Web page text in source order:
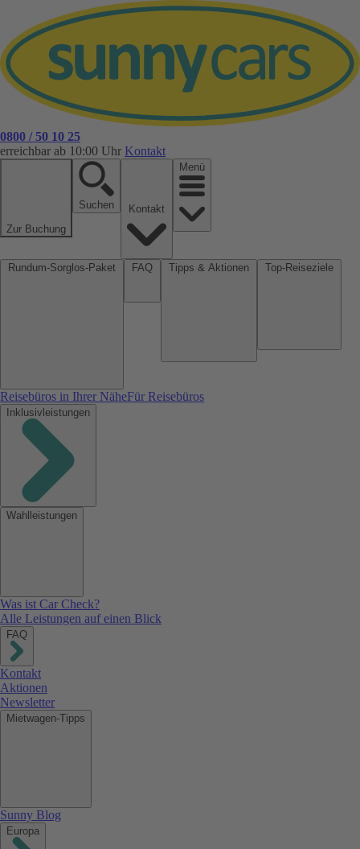
0800 / 50 10 25
erreichbar ab 10:00 Uhr Kontakt
Zur Buchung
Suchen
Menü
Reisebüros in Ihrer NäheFür Reisebüros
Inklusivleistungen
Wahlleistungen
Was ist Car Check?
Alle Leistungen auf einen Blick
FAQ
Kontakt
Aktionen
Newsletter
Mietwagen-Tipps
Sunny Blog
Europa